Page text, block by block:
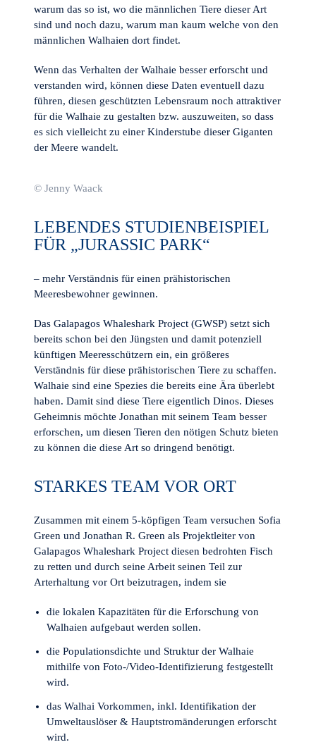
warum das so ist, wo die männlichen Tiere dieser Art
sind und noch dazu, warum man kaum welche von den
männlichen Walhaien dort findet.
Wenn das Verhalten der Walhaie besser erforscht und
verstanden wird, können diese Daten eventuell dazu
führen, diesen geschützten Lebensraum noch attraktiver
für die Walhaie zu gestalten bzw. auszuweiten, so dass
es sich vielleicht zu einer Kinderstube dieser Giganten
der Meere wandelt.
© Jenny Waack
LEBENDES STUDIENBEISPIEL
FÜR „JURASSIC PARK“
– mehr Verständnis für einen prähistorischen
Meeresbewohner gewinnen.
Das Galapagos Whaleshark Project (GWSP) setzt sich
bereits schon bei den Jüngsten und damit potenziell
künftigen Meeresschützern ein, ein größeres
Verständnis für diese prähistorischen Tiere zu schaffen.
Walhaie sind eine Spezies die bereits eine Ära überlebt
haben. Damit sind diese Tiere eigentlich Dinos. Dieses
Geheimnis möchte Jonathan mit seinem Team besser
erforschen, um diesen Tieren den nötigen Schutz bieten
zu können die diese Art so dringend benötigt.
STARKES TEAM VOR ORT
Zusammen mit einem 5-köpfigen Team versuchen Sofia
Green und Jonathan R. Green als Projektleiter von
Galapagos Whaleshark Project diesen bedrohten Fisch
zu retten und durch seine Arbeit seinen Teil zur
Arterhaltung vor Ort beizutragen, indem sie
die lokalen Kapazitäten für die Erforschung von
Walhaien aufgebaut werden sollen.
die Populationsdichte und Struktur der Walhaie
mithilfe von Foto-/Video-Identifizierung festgestellt
wird.
das Walhai Vorkommen, inkl. Identifikation der
Umweltauslöser & Hauptstromänderungen erforscht
wird.